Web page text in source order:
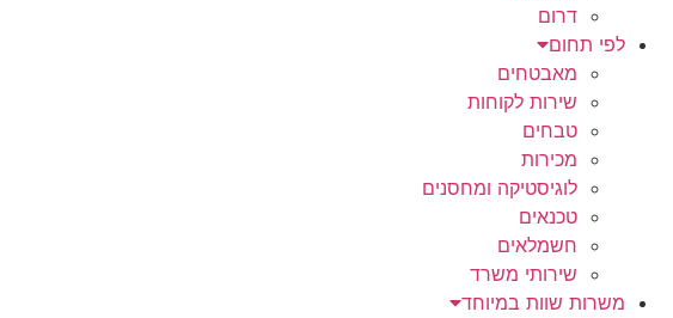
דרום
לפי תחום
מאבטחים
שירות לקוחות
טבחים
מכירות
לוגיסטיקה ומחסנים
טכנאים
חשמלאים
שירותי משרד
משרות שוות במיוחד